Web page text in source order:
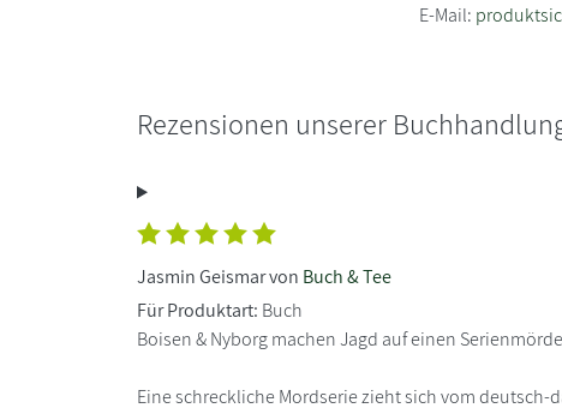
E-Mail:
Rezensionen unserer
Jasmin Geismar von Buch & Tee
Für Produktart: Buch
Boisen & Nyborg machen Jagd auf einen
Eine schreckliche Mordserie zieht sich vom deutsch-